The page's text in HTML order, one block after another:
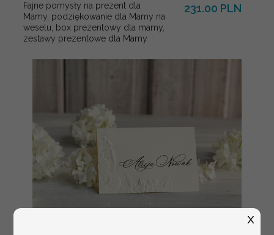
Fajne pomysły na prezent dla
Mamy, podziękowanie dla Mamy na
weselu, box prezentowy dla mamy,
zestawy prezentowe dla Mamy
231.00 PLN
X